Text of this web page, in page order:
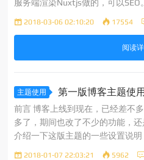
服务端渲染Nuxtjs做的，可以
mo/xm-nuxtjs-wordpress 主题摘
2018-03-06 02:10:20 17554
阅读
主题使用 第一版博客主题使
前言 博客上线到现在，已经差不
多了，期间也改了不少的功能，
介绍一下这版主题的一些设置说明
容，欢迎在使用过程中把遇见的
2018-01-07 22:03:21 5962